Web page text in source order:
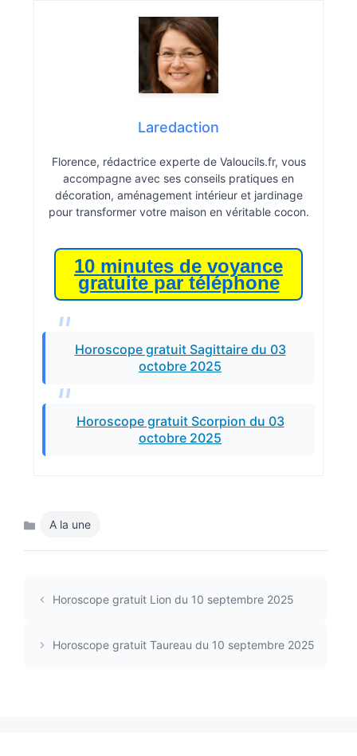
Laredaction
Florence, rédactrice experte de Valoucils.fr, vous
accompagne avec ses conseils pratiques en
décoration, aménagement intérieur et jardinage
pour transformer votre maison en véritable cocon.
10 minutes de voyance
gratuite par téléphone
Horoscope gratuit Sagittaire du 03
octobre 2025
Horoscope gratuit Scorpion du 03
octobre 2025
Catégories
A la une
Horoscope gratuit Lion du 10 septembre 2025
Horoscope gratuit Taureau du 10 septembre 2025